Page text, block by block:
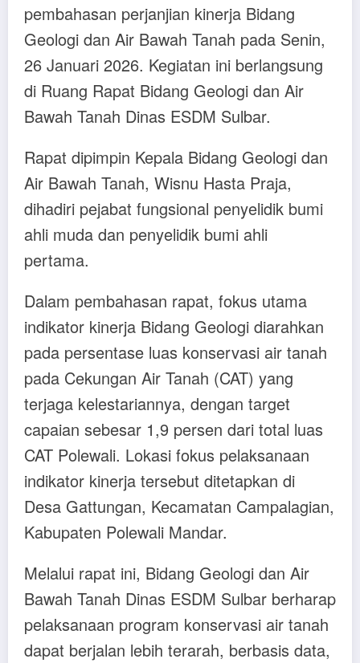
pembahasan perjanjian kinerja Bidang
Geologi dan Air Bawah Tanah pada Senin,
26 Januari 2026. Kegiatan ini berlangsung
di Ruang Rapat Bidang Geologi dan Air
Bawah Tanah Dinas ESDM Sulbar.
Rapat dipimpin Kepala Bidang Geologi dan
Air Bawah Tanah, Wisnu Hasta Praja,
dihadiri pejabat fungsional penyelidik bumi
ahli muda dan penyelidik bumi ahli
pertama.
Dalam pembahasan rapat, fokus utama
indikator kinerja Bidang Geologi diarahkan
pada persentase luas konservasi air tanah
pada Cekungan Air Tanah (CAT) yang
terjaga kelestariannya, dengan target
capaian sebesar 1,9 persen dari total luas
CAT Polewali. Lokasi fokus pelaksanaan
indikator kinerja tersebut ditetapkan di
Desa Gattungan, Kecamatan Campalagian,
Kabupaten Polewali Mandar.
Melalui rapat ini, Bidang Geologi dan Air
Bawah Tanah Dinas ESDM Sulbar berharap
pelaksanaan program konservasi air tanah
dapat berjalan lebih terarah, berbasis data,